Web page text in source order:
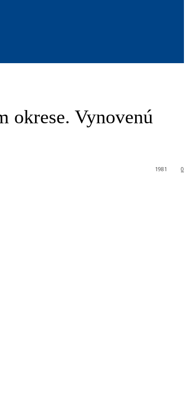
okrese. Vynovenú
0
1981